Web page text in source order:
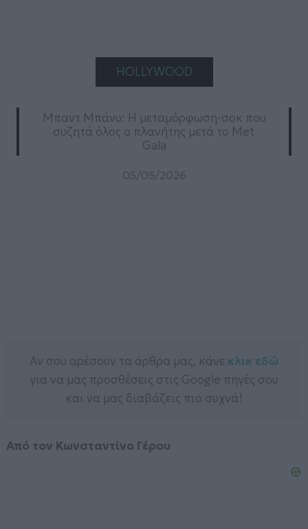
HOLLYWOOD
Μπαντ Μπάνυ: Η μεταμόρφωση-σοκ που
συζητά όλος ο πλανήτης μετά το Met
Gala
05/05/2026
Αν σου αρέσουν τα άρθρα μας, κάνε κλικ εδώ
για να μας προσθέσεις στις Google πηγές σου
και να μας διαβάζεις πιο συχνά!
Από τον Κωνσταντίνο Γέρου